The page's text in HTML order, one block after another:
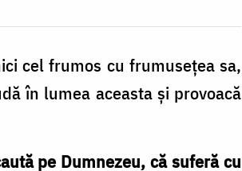
cel frumos cu frumusețea sa,
în lumea aceasta și provoacă
pe Dumnezeu, că suferă cu